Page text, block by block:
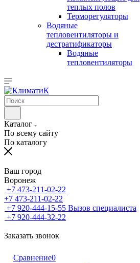
теплых полов
Терморегуляторы
Водяные
тепловентиляторы и
дестратификаторы
Водяные
тепловентиляторы
Каталог
По всему сайту
По каталогу
Ваш город
Воронеж
+7 473-211-02-22
+7 473-211-02-22
+7 920-444-15-55 Вызов специалиста
+7 920-444-32-22
Заказать звонок
Сравнение0